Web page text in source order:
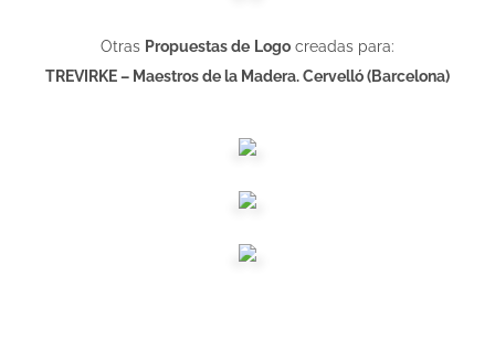
Otras Propuestas de Logo creadas para:
TREVIRKE – Maestros de la Madera. Cervelló (Barcelona)